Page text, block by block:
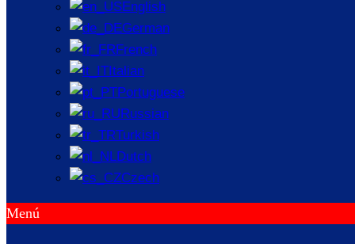
English
German
French
Italian
Portuguese
Russian
Turkish
Dutch
Czech
Menú